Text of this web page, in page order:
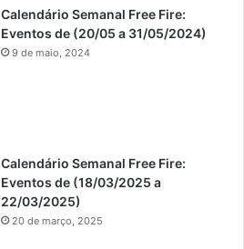
Calendário Semanal Free Fire:
Eventos de (20/05 a 31/05/2024)
9 de maio, 2024
Calendário Semanal Free Fire:
Eventos de (18/03/2025 a
22/03/2025)
20 de março, 2025